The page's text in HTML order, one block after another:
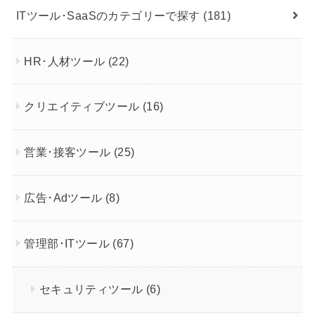
ITツール･SaaSのカテゴリーで探す (181)
HR･人材ツール (22)
クリエイティブツール (16)
営業･接客ツール (25)
広告･Adツール (8)
管理部･ITツール (67)
セキュリティツール (6)